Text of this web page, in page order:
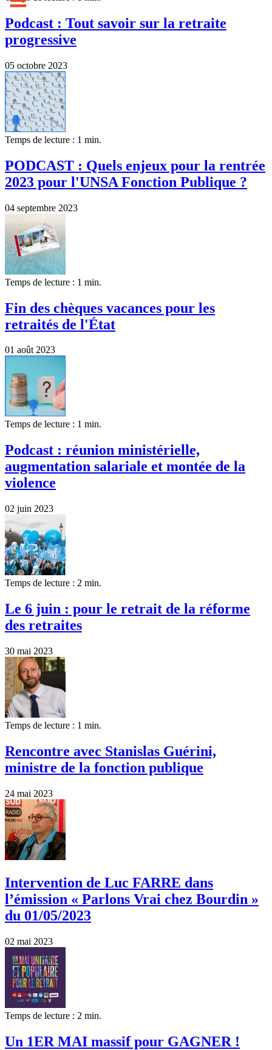
Podcast : Tout savoir sur la retraite
progressive
05 octobre 2023
Temps de lecture : 1 min.
PODCAST : Quels enjeux pour la rentrée
2023 pour l'UNSA Fonction Publique ?
04 septembre 2023
Temps de lecture : 1 min.
Fin des chèques vacances pour les
retraités de l'État
01 août 2023
Temps de lecture : 1 min.
Podcast : réunion ministérielle,
augmentation salariale et montée de la
violence
02 juin 2023
Temps de lecture : 2 min.
Le 6 juin : pour le retrait de la réforme
des retraites
30 mai 2023
Temps de lecture : 1 min.
Rencontre avec Stanislas Guérini,
ministre de la fonction publique
24 mai 2023
Intervention de Luc FARRE dans
l’émission « Parlons Vrai chez Bourdin »
du 01/05/2023
02 mai 2023
Temps de lecture : 2 min.
Un 1ER MAI massif pour GAGNER !